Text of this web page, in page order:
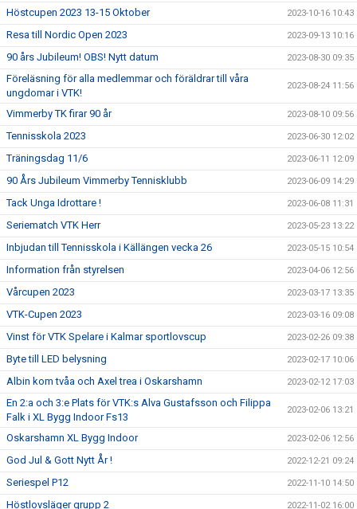
Höstcupen 2023 13-15 Oktober 2023-10-16 10:43
Resa till Nordic Open 2023 2023-09-13 10:16
90 års Jubileum! OBS! Nytt datum 2023-08-30 09:35
Föreläsning för alla medlemmar och föräldrar till våra
ungdomar i VTK!
2023-08-24 11:56
Vimmerby TK firar 90 år 2023-08-10 09:56
Tennisskola 2023 2023-06-30 12:02
Träningsdag 11/6 2023-06-11 12:09
90 Års Jubileum Vimmerby Tennisklubb 2023-06-09 14:29
Tack Unga Idrottare ! 2023-06-08 11:31
Seriematch VTK Herr 2023-05-23 13:22
Inbjudan till Tennisskola i Källängen vecka 26 2023-05-15 10:54
Information från styrelsen 2023-04-06 12:56
Vårcupen 2023 2023-03-17 13:35
VTK-Cupen 2023 2023-03-16 09:08
Vinst för VTK Spelare i Kalmar sportlovscup 2023-02-26 09:38
Byte till LED belysning 2023-02-17 10:06
Albin kom tvåa och Axel trea i Oskarshamn 2023-02-12 17:03
En 2:a och 3:e Plats för VTK:s Alva Gustafsson och Filippa
Falk i XL Bygg Indoor Fs13
2023-02-06 13:21
Oskarshamn XL Bygg Indoor 2023-02-06 12:56
God Jul & Gott Nytt År ! 2022-12-21 09:24
Seriespel P12 2022-11-10 14:50
Höstlovsläger grupp 2 2022-11-02 16:00